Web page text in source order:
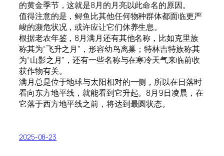
的黄金季节，这就是8月的月亮以此命名的原因。
值得注意的是，鲟鱼比其他任何物种群体都面临更严
峻的濒危状况，或许应让它们休养生息。
根据老农年鉴，8月满月还有其他名称，比如克里族
称其为“飞升之月”，形容幼鸟离巢；特林吉特族称其
为“山影之月”，还有一些名称与在寒冷天气来临前收
获作物有关。
满月总是位于地球与太阳相对的一侧，所以在日落时
看向东方地平线，就能看到它升起。8月9日凌晨，在
它落于西方地平线之前，将达到最圆状态。
2025-08-23